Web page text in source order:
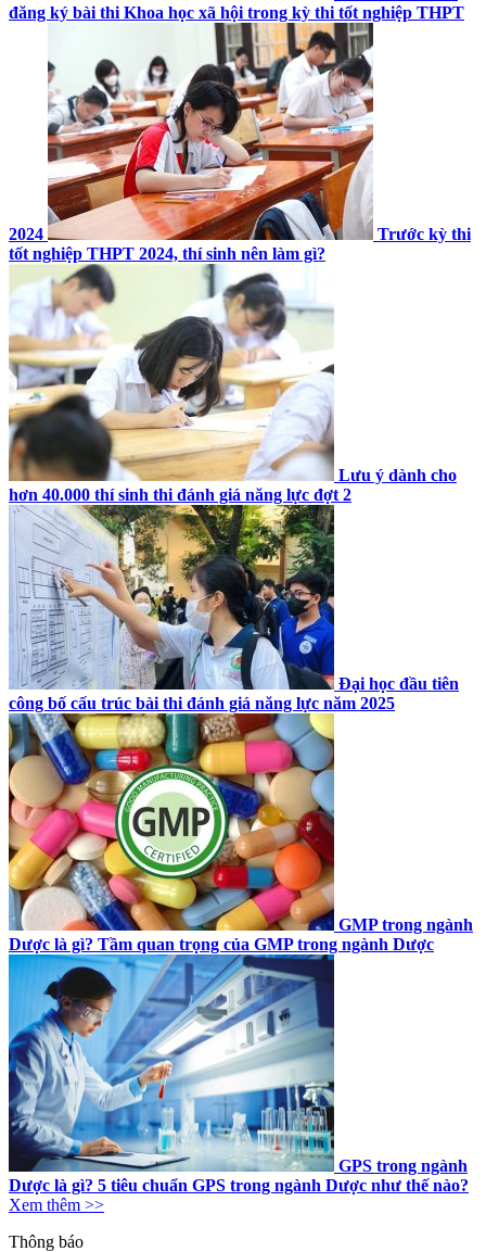
đăng ký bài thi Khoa học xã hội trong kỳ thi tốt nghiệp THPT
2024
Trước kỳ thi
tốt nghiệp THPT 2024, thí sinh nên làm gì?
Lưu ý dành cho
hơn 40.000 thí sinh thi đánh giá năng lực đợt 2
Đại học đầu tiên
công bố cấu trúc bài thi đánh giá năng lực năm 2025
GMP trong ngành
Dược là gì? Tầm quan trọng của GMP trong ngành Dược
GPS trong ngành
Dược là gì? 5 tiêu chuẩn GPS trong ngành Dược như thế nào?
Xem thêm >>
Thông báo